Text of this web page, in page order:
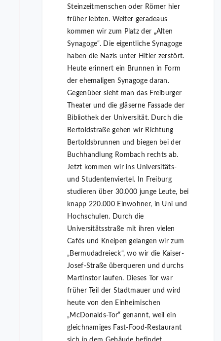
Steinzeitmenschen oder Römer hier
früher lebten. Weiter geradeaus
kommen wir zum Platz der „Alten
Synagoge“. Die eigentliche Synagoge
haben die Nazis unter Hitler zerstört.
Heute erinnert ein Brunnen in Form
der ehemaligen Synagoge daran.
Gegenüber sieht man das Freiburger
Theater und die gläserne Fassade der
Bibliothek der Universität. Durch die
Bertoldstraße gehen wir Richtung
Bertoldsbrunnen und biegen bei der
Buchhandlung Rombach rechts ab.
Jetzt kommen wir ins Universitäts-
und Studentenviertel. In Freiburg
studieren über 30.000 junge Leute, bei
knapp 220.000 Einwohner, in Uni und
Hochschulen. Durch die
Universitätsstraße mit ihren vielen
Cafés und Kneipen gelangen wir zum
„Bermudadreieck“, wo wir die Kaiser-
Josef-Straße überqueren und durchs
Martinstor laufen. Dieses Tor war
früher Teil der Stadtmauer und wird
heute von den Einheimischen
„McDonalds-Tor“ genannt, weil ein
gleichnamiges Fast-Food-Restaurant